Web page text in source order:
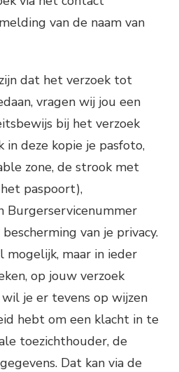
van de naam van
dat het verzoek tot
vragen wij jou een
bij het verzoek
in deze kopie je pasfoto,
zone, de strook met
paspoort),
Burgerservicenummer
van je privacy.
mogelijk, maar in ieder
op jouw verzoek
je er tevens op wijzen
hebt om een klacht in te
toezichthouder, de
Dat kan via de